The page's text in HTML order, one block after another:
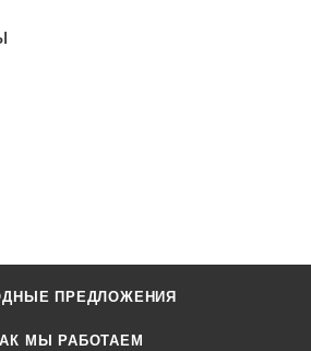
ПРЕДЛОЖЕНИЯ
МЫ РАБОТАЕМ